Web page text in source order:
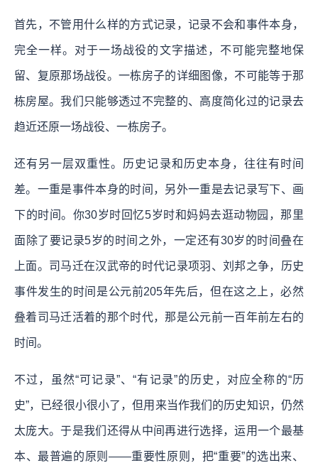
首先，不管用什么样的方式记录，记录不会和事件本身，
完全一样。对于一场战役的文字描述，不可能完整地保
留、复原那场战役。一栋房子的详细图像，不可能等于那
栋房屋。我们只能够透过不完整的、高度简化过的记录去
趋近还原一场战役、一栋房子。
还有另一层双重性。历史记录和历史本身，往往有时间
差。一重是事件本身的时间，另外一重是去记录写下、画
下的时间。你30岁时回忆5岁时和妈妈去逛动物园，那里
面除了要记录5岁的时间之外，一定还有30岁的时间叠在
上面。司马迁在汉武帝的时代记录项羽、刘邦之争，历史
事件发生的时间是公元前205年先后，但在这之上，必然
叠着司马迁活着的那个时代，那是公元前一百年前左右的
时间。
不过，虽然“可记录”、“有记录”的历史，对应全称的“历
史”，已经很小很小了，但用来当作我们的历史知识，仍然
太庞大。于是我们还得从中间再进行选择，运用一个最基
本、最普遍的原则——重要性原则，把“重要”的选出来、